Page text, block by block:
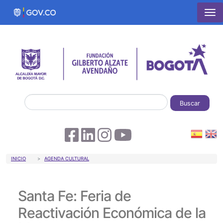
Pasar al contenido principal
Buscar
Sobrescribir enlaces de ayuda a la
INICIO AGENDA CULTURAL
Santa Fe: Feria de
Reactivación Económica de la